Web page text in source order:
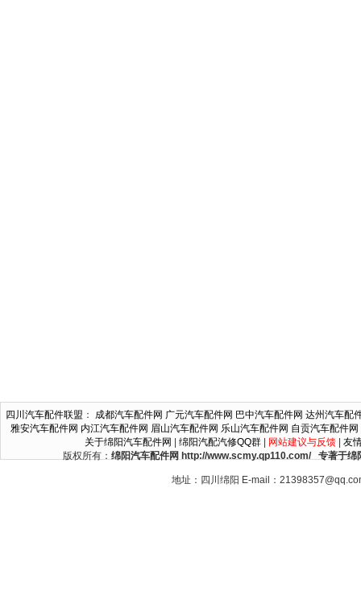
四川汽车配件联盟 ： 成都汽车配件网 广元汽车配件网 巴中汽车配件网 达州汽车配
雅安汽车配件网 内江汽车配件网 眉山汽车配件网 乐山汽车配件网 自贡汽车配件网
关于绵阳汽车配件网
绵阳汽配汽修QQ群| 网站建议与反馈| 友
版权所有： 绵阳汽车配件网 http://www.scmy.qp110.com/ 专著于绵
地址：四川绵阳 E-mail：